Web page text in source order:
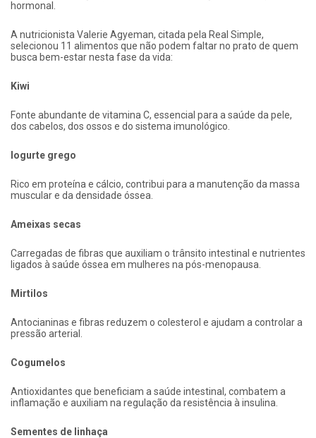
hormonal.
A nutricionista Valerie Agyeman, citada pela Real Simple,
selecionou 11 alimentos que não podem faltar no prato de quem
busca bem-estar nesta fase da vida:
Kiwi
Fonte abundante de vitamina C, essencial para a saúde da pele,
dos cabelos, dos ossos e do sistema imunológico.
Iogurte grego
Rico em proteína e cálcio, contribui para a manutenção da massa
muscular e da densidade óssea.
Ameixas secas
Carregadas de fibras que auxiliam o trânsito intestinal e nutrientes
ligados à saúde óssea em mulheres na pós-menopausa.
Mirtilos
Antocianinas e fibras reduzem o colesterol e ajudam a controlar a
pressão arterial.
Cogumelos
Antioxidantes que beneficiam a saúde intestinal, combatem a
inflamação e auxiliam na regulação da resistência à insulina.
Sementes de linhaça